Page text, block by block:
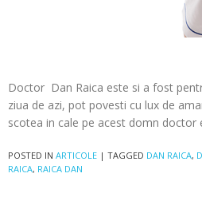
Doctor Dan Raica este si a fost
ziua de azi, pot povesti cu lux de
scotea in cale pe acest domn
POSTED IN ARTICOLE | TAGGED DAN RAICA,
RAICA, RAICA DAN